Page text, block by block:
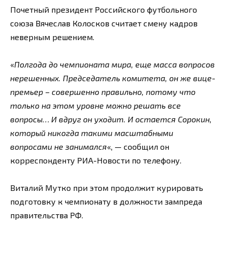
Почетный президент Российского футбольного
союза Вячеслав Колосков считает смену кадров
неверным решением.
«Полгода до чемпионата мира, еще масса вопросов
нерешенных. Председатель комитета, он же вице-
премьер – совершенно правильно, потому что
только на этом уровне можно решать все
вопросы… И вдруг он уходит. И остается Сорокин,
который никогда такими масштабными
вопросами не занимался«, — сообщил он
корреспонденту РИА-Новости по телефону.
Виталий Мутко при этом продолжит курировать
подготовку к чемпионату в должности зампреда
правительства РФ.